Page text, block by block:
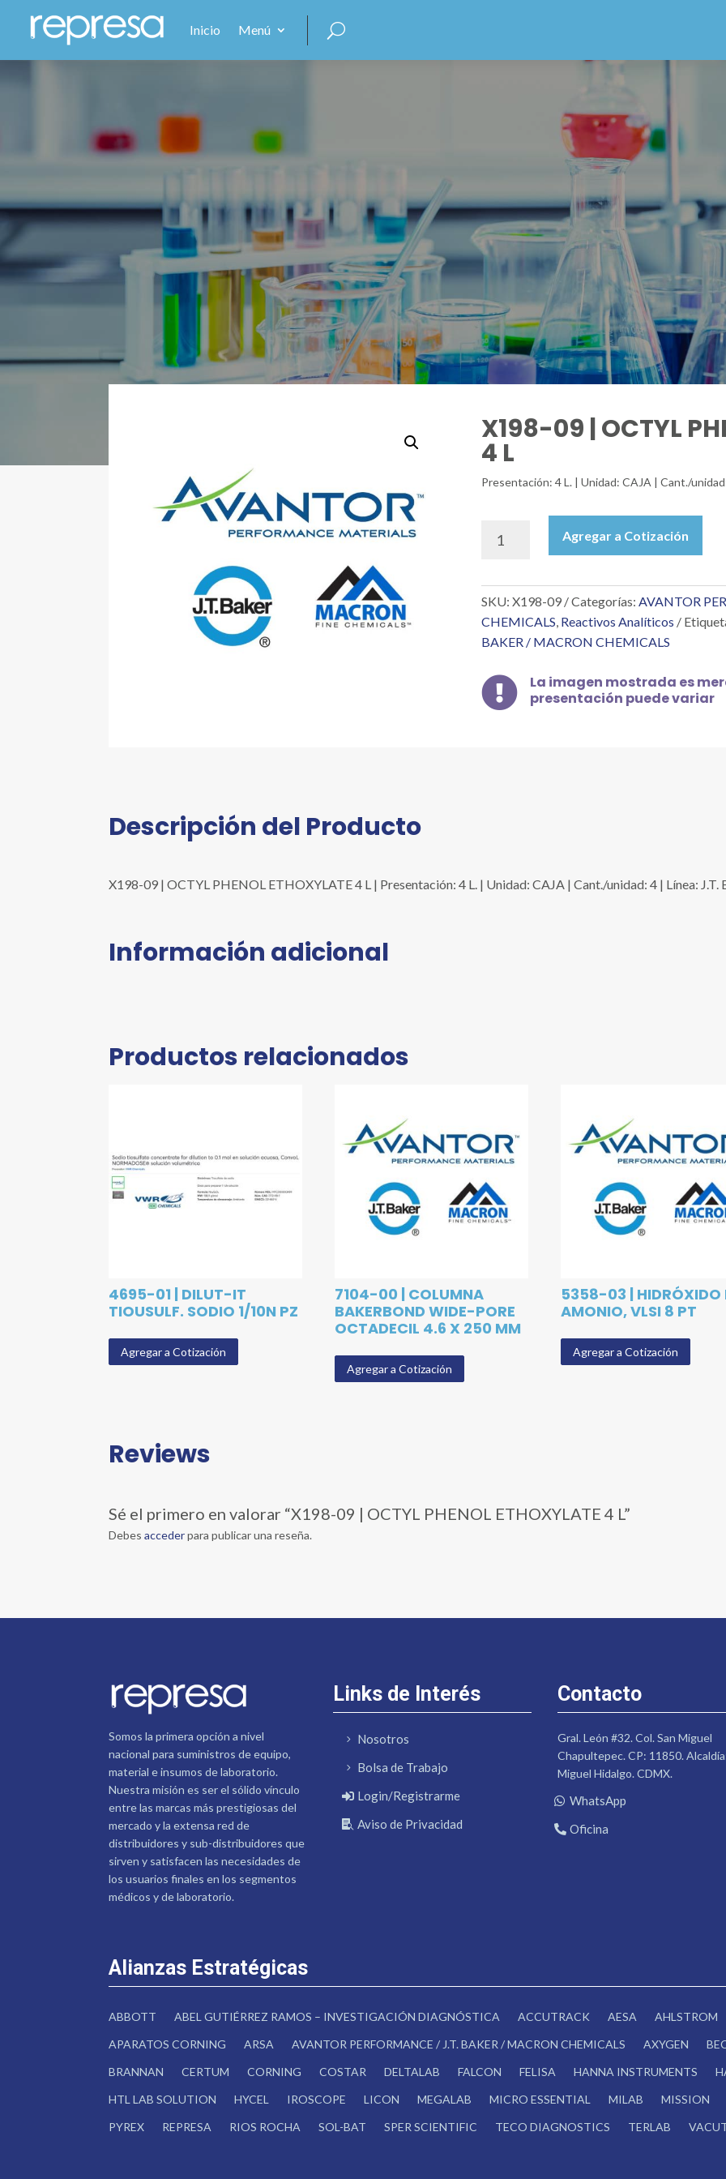
Inicio Menú
X198-09 | OCTYL
4 L
Presentación: 4 L. | Unidad: CAJA | Cant./
OCTYL
PHENOL
ETHOXYLATE
4
cantidad
Agregar a Cotización
SKU:X198-09 Categorías:AVANTOR
CHEMICALS, Reactivos Analíticos
BAKER / MACRON CHEMICALS

La imagen mostrada es
presentación puede variar
Descripción del Producto
X198-09 | OCTYL PHENOL ETHOXYLATE 4 L | Presentación: 4 L. | Unidad: CAJA | Cant./unidad: 4 | Línea: J.T.
Información adicional
Productos relacionados
4695-01 | DILUT-IT
TIOUSULF. SODIO 1/10N PZ
Agregar a Cotización
7104-00 | COLUMNA
BAKERBOND WIDE-PORE
OCTADECIL 4.6 X 250 MM
Agregar a Cotización
5358-03 | HIDRÓXIDO
AMONIO, VLSI 8 PT
Agregar a Cotización
Reviews
Sé el primero en valorar “X198-09 | OCTYL PHENOL ETHOXYLATE 4 L”
Debesaccederpara publicar una reseña.
Somos la primera opción a nivel
nacional para suministros de equipo,
material e insumos de laboratorio.
Nuestra misión es ser el sólido vínculo
entre las marcas más prestigiosas del
mercado y la extensa red de
distribuidores y sub-distribuidores que
sirven y satisfacen las necesidades de
los usuarios finales en los segmentos
médicos y de laboratorio.
Links de Interés
Nosotros
Bolsa de Trabajo
Login/Registrarme
Aviso de Privacidad
Contacto
Gral. León #32. Col. San Miguel
Chapultepec. CP: 11850.
Miguel Hidalgo. CDMX.
WhatsApp
Oficina
Alianzas Estratégicas
ABBOTT ABEL GUTIÉRREZ RAMOS – INVESTIGACIÓN DIAGNÓSTICA ACCUTRACK AESA AHLSTROM
APARATOS CORNING
ARSA AVANTOR PERFORMANCE / J.T. BAKER / MACRON CHEMICALS AXYGEN
BRANNAN
CERTUM CORNING COSTAR DELTALAB FALCON FELISA HANNA INSTRUMENTS
HTL LAB SOLUTION
HYCEL IROSCOPE LICON MEGALAB MICRO ESSENTIAL MILAB MISSION
PYREX
REPRESA RIOS ROCHA SOL-BAT SPER SCIENTIFIC TECO DIAGNOSTICS TERLAB